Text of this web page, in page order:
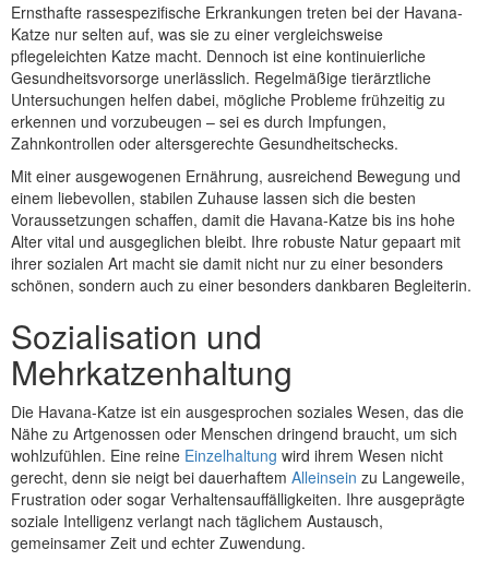
Ernsthafte rassespezifische Erkrankungen treten bei der Havana-
Katze nur selten auf, was sie zu einer vergleichsweise
pflegeleichten Katze macht. Dennoch ist eine kontinuierliche
Gesundheitsvorsorge unerlässlich. Regelmäßige tierärztliche
Untersuchungen helfen dabei, mögliche Probleme frühzeitig zu
erkennen und vorzubeugen – sei es durch Impfungen,
Zahnkontrollen oder altersgerechte Gesundheitschecks.
Mit einer ausgewogenen Ernährung, ausreichend Bewegung und
einem liebevollen, stabilen Zuhause lassen sich die besten
Voraussetzungen schaffen, damit die Havana-Katze bis ins hohe
Alter vital und ausgeglichen bleibt. Ihre robuste Natur gepaart mit
ihrer sozialen Art macht sie damit nicht nur zu einer besonders
schönen, sondern auch zu einer besonders dankbaren Begleiterin.
Sozialisation und
Mehrkatzenhaltung
Die Havana-Katze ist ein ausgesprochen soziales Wesen, das die
Nähe zu Artgenossen oder Menschen dringend braucht, um sich
wohlzufühlen. Eine reine Einzelhaltung wird ihrem Wesen nicht
gerecht, denn sie neigt bei dauerhaftem Alleinsein zu Langeweile,
Frustration oder sogar Verhaltensauffälligkeiten. Ihre ausgeprägte
soziale Intelligenz verlangt nach täglichem Austausch,
gemeinsamer Zeit und echter Zuwendung.